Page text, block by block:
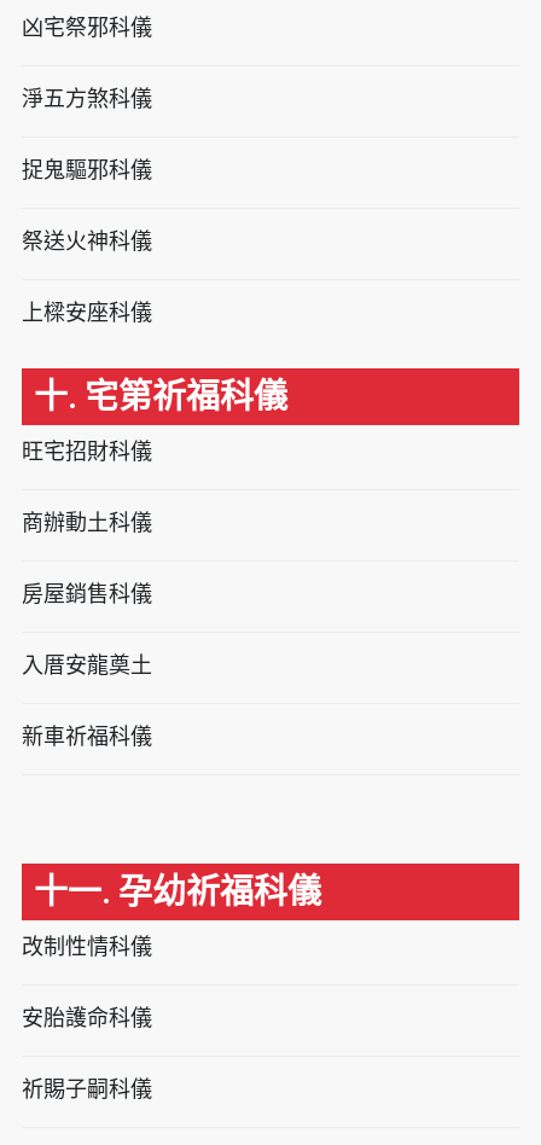
凶宅祭邪科儀
淨五方煞科儀
捉鬼驅邪科儀
祭送火神科儀
上樑安座科儀
十. 宅第祈福科儀
旺宅招財科儀
商辦動土科儀
房屋銷售科儀
入厝安龍奠土
新車祈福科儀
十一. 孕幼祈福科儀
改制性情科儀
安胎護命科儀
祈賜子嗣科儀